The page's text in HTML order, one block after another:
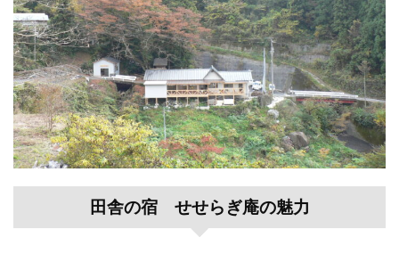
田舎の宿 せせらぎ庵の魅力